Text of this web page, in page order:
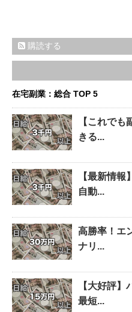
購読する
在宅副業：総合 TOP 5
【これで
きる...
【最新情
自動...
高勝率！エ
ナリ...
【大好評
最短...